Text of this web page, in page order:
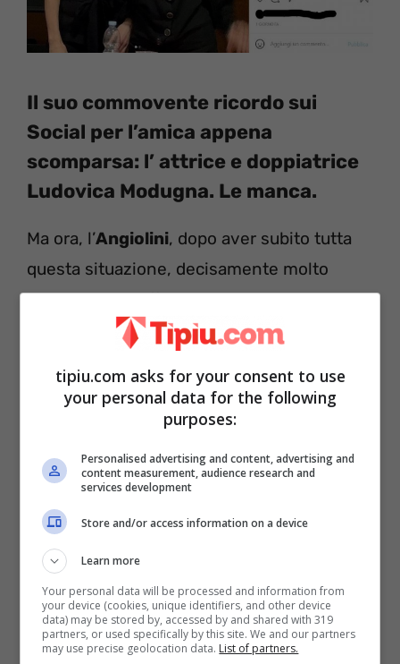
Il suo commovente ricordo sui
Social per l’amica appena
scomparsa: l’ attrice e doppiatrice
Ludovica Modugna. Le manca.
Ma ora, l’Angiolini, dopo aver subito tutta
questa situazione, decisamente molto
pesante, sta soffrendo ora per ben altro.
un lutto improvviso, la cui notizia ha
. Ecco che cosa è successo…
amica e collega, immensa attrice e
doppiatrice, che ha prestato la voce a
grandissime star. Con l’
condiviso diverse esperienze lavorative
che lei porta ancora saldamente nel cuore.
tipiu.com asks for your consent to use
your personal data for the following
purposes:
Personalised advertising and content, advertising and
content measurement, audience research and
services development
Store and/or access information on a device
Learn more
Your personal data will be processed and information from
your device (cookies, unique identifiers, and other device
data) may be stored by, accessed by and shared with 319
partners, or used specifically by this site. We and our partners
may use precise geolocation data. List of partners.